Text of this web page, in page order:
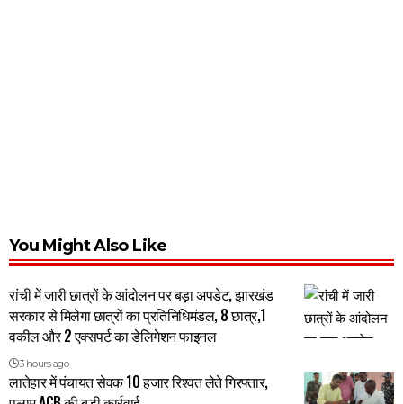
You Might Also Like
रांची में जारी छात्रों के आंदोलन पर बड़ा अपडेट, झारखंड
सरकार से मिलेगा छात्रों का प्रतिनिधिमंडल, 8 छात्र,1
वकील और 2 एक्सपर्ट का डेलिगेशन फाइनल
3 hours ago
लातेहार में पंचायत सेवक 10 हजार रिश्वत लेते गिरफ्तार,